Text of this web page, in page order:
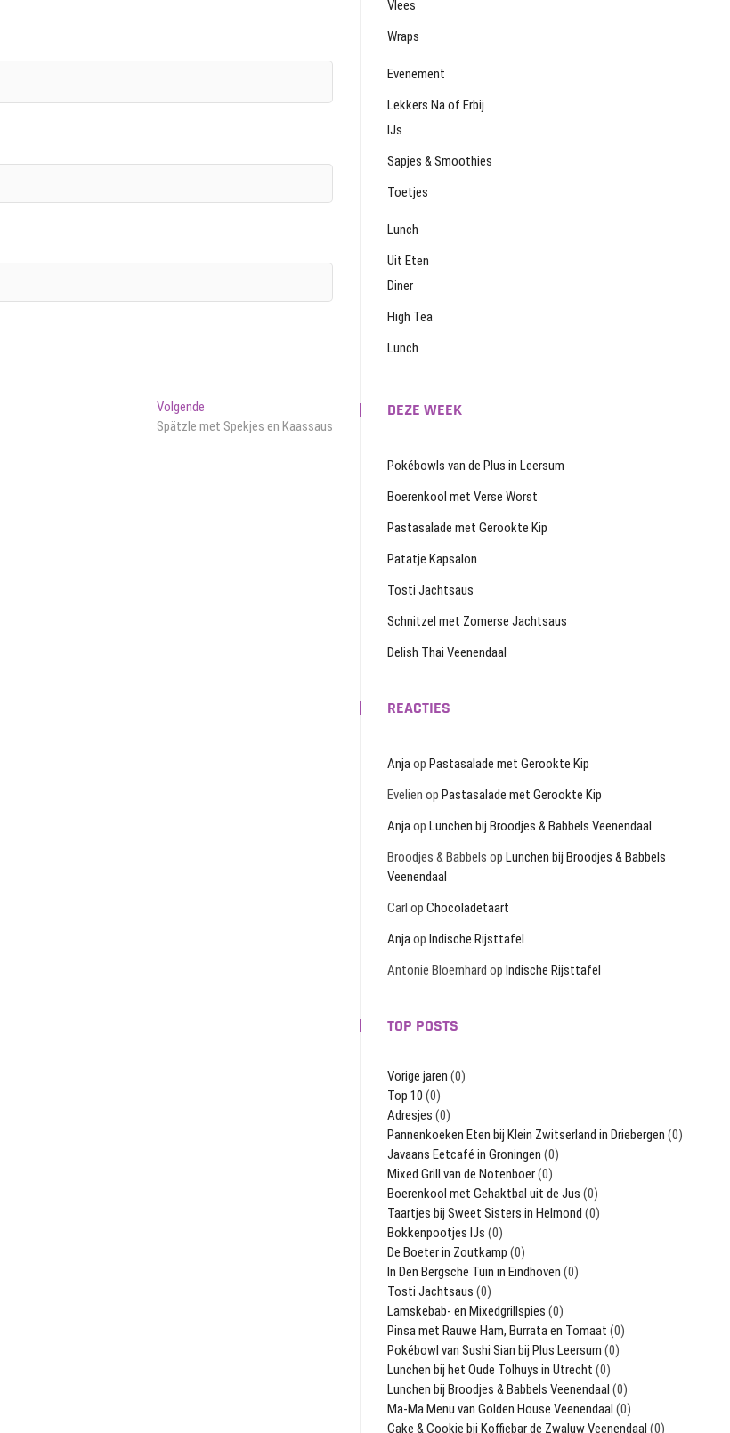
Volgende
bericht:
Spätzle met Spekjes en Kaassaus
Vlees
Wraps
Evenement
Lekkers Na of Erbij
IJs
Sapjes & Smoothies
Toetjes
Lunch
Uit Eten
Diner
High Tea
Lunch
DEZE WEEK
Pokébowls van de Plus in Leersum
Boerenkool met Verse Worst
Pastasalade met Gerookte Kip
Patatje Kapsalon
Tosti Jachtsaus
Schnitzel met Zomerse Jachtsaus
Delish Thai Veenendaal
REACTIES
Anjaop Pastasalade met Gerookte Kip
Evelien op Pastasalade met Gerookte Kip
Anjaop Lunchen bij Broodjes & Babbels Veenendaal
Broodjes & Babbels op Lunchen bij Broodjes & Babbels
Veenendaal
Carl op Chocoladetaart
Anjaop Indische Rijsttafel
Antonie Bloemhard op Indische Rijsttafel
TOP POSTS
Vorige jaren (0)
Top 10 (0)
Adresjes (0)
Pannenkoeken Eten bij Klein Zwitserland in Driebergen (0)
Javaans Eetcafé in Groningen (0)
Mixed Grill van de Notenboer(0)
Boerenkool met Gehaktbal uit de Jus (0)
Taartjes bij Sweet Sisters in Helmond (0)
Bokkenpootjes IJs (0)
De Boeter in Zoutkamp (0)
In Den Bergsche Tuin in Eindhoven (0)
Tosti Jachtsaus (0)
Lamskebab- en Mixedgrillspies (0)
Pinsa met Rauwe Ham, Burrata en Tomaat (0)
Pokébowl van Sushi Sian bij Plus Leersum (0)
Lunchen bij het Oude Tolhuys in Utrecht (0)
Lunchen bij Broodjes & Babbels Veenendaal (0)
Ma-Ma Menu van Golden House Veenendaal (0)
Cake & Cookie bij Koffiebar de Zwaluw Veenendaal (0)